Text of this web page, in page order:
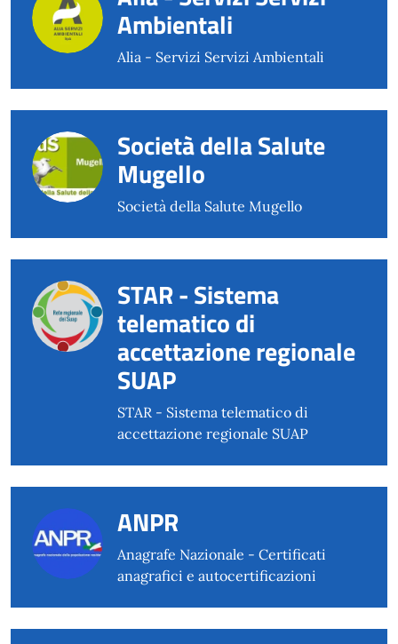
Ambientali
Alia - Servizi Servizi Ambientali
Società della Salute
Mugello
Società della Salute Mugello
STAR - Sistema
telematico di
accettazione regionale
SUAP
STAR - Sistema telematico di
accettazione regionale SUAP
ANPR
Anagrafe Nazionale - Certificati
anagrafici e autocertificazioni